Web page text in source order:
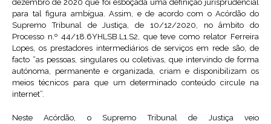
dezembro de 2020 que foi esboçada uma definição jurisprudencial
para tal figura ambígua. Assim, e de acordo com o Acórdão do
Supremo Tribunal de Justiça, de 10/12/2020, no âmbito do
Processo n.º 44/18.6YHLSB.L1.S2, que teve como relator Ferreira
Lopes, os prestadores intermediários de serviços em rede são, de
facto “as pessoas, singulares ou coletivas, que intervindo de forma
autónoma, permanente e organizada, criam e disponibilizam os
meios técnicos para que um determinado conteúdo circule na
internet”.
Neste Acórdão, o Supremo Tribunal de Justiça veio